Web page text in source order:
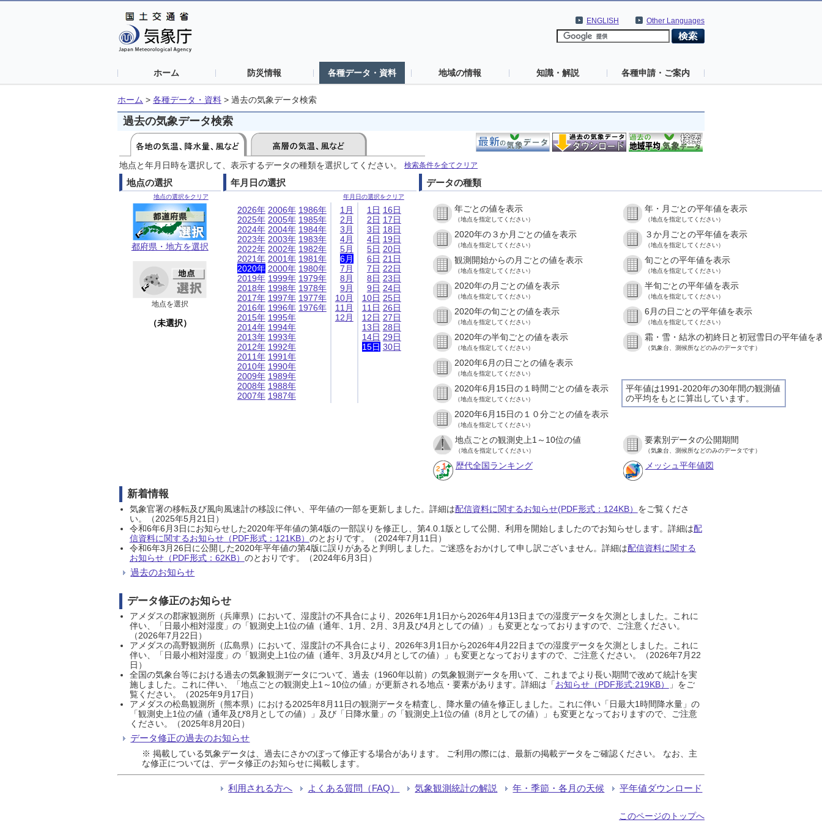
Other Languages
ENGLISH
ホーム 防災情報 各種データ・資料 地域の情報 知識・解説 各種申請・ご案内
ホーム > 各種データ・資料 > 過去の気象データ検索
過去の気象データ検索
地点と年月日時を選択して、表示するデータの種類を選択してください。 検索条件を全てクリア
地点の選択
地点の選択をクリア
都府県・地方を選択
地点を選択
（未選択）
年月日の選択
年月日の選択をクリア
2026年
2025年
2024年
2023年
2022年
2021年
2020年
2019年
2018年
2017年
2016年
2015年
2014年
2013年
2012年
2011年
2010年
2009年
2008年
2007年
2006年
2005年
2004年
2003年
2002年
2001年
2000年
1999年
1998年
1997年
1996年
1995年
1994年
1993年
1992年
1991年
1990年
1989年
1988年
1987年
1986年
1985年
1984年
1983年
1982年
1981年
1980年
1979年
1978年
1977年
1976年
1月
2月
3月
4月
5月
6月
7月
8月
9月
10月
11月
12月
1日
2日
3日
4日
5日
6日
7日
8日
9日
10日
11日
12日
13日
14日
15日
16日
17日
18日
19日
20日
21日
22日
23日
24日
25日
26日
27日
28日
29日
30日
データの種類
年ごとの値を表示
（地点を指定してください）
年・月ごとの平年値を表示
（地点を指定してください）
2020年の３か月ごとの値を表示
（地点を指定してください）
３か月ごとの平年値を表示
（地点を指定してください）
観測開始からの月ごとの値を表示
（地点を指定してください）
旬ごとの平年値を表示
（地点を指定してください）
2020年の月ごとの値を表示
（地点を指定してください）
半旬ごとの平年値を表示
（地点を指定してください）
2020年の旬ごとの値を表示
（地点を指定してください）
6月の日ごとの平年値を表示
（地点を指定してください）
2020年の半旬ごとの値を表示
（地点を指定してください）
霜・雪・結氷の初終日と初冠雪日の平年値を
（気象台、測候所などのみのデータです）
2020年6月の日ごとの値を表示
（地点を指定してください）
平年値は1991-2020年の30年間の観測値
の平均をもとに算出しています。
2020年6月15日の１時間ごとの値を表示
（地点を指定してください）
2020年6月15日の１０分ごとの値を表示
（地点を指定してください）
地点ごとの観測史上1～10位の値
（地点を指定してください）
要素別データの公開期間
（気象台、測候所などのみのデータです）
歴代全国ランキング メッシュ平年値図
新着情報
気象官署の移転及び風向風速計の移設に伴い、平年値の一部を更新しました。詳細は配信資料に関するお知らせ(PDF形式：124KB） をご覧くださ
い。（2025年5月21日）
令和6年6月3日にお知らせした2020年平年値の第4版の一部誤りを修正し、第4.0.1版として公開、利用を開始しましたのでお知らせします。詳細は配
信資料に関するお知らせ（PDF形式：121KB） のとおりです。（2024年7月11日）
令和6年3月26日に公開した2020年平年値の第4版に誤りがあると判明しました。ご迷惑をおかけして申し訳ございません。詳細は配信資料に関する
お知らせ（PDF形式：62KB） のとおりです。（2024年6月3日）
過去のお知らせ
データ修正のお知らせ
アメダスの郡家観測所（兵庫県）において、湿度計の不具合により、2026年1月1日から2026年4月13日までの湿度データを欠測としました。これに
伴い、「日最小相対湿度」の「観測史上1位の値（通年、1月、2月、3月及び4月としての値）」も変更となっておりますので、ご注意ください。
（2026年7月22日）
アメダスの高野観測所（広島県）において、湿度計の不具合により、2026年3月1日から2026年4月22日までの湿度データを欠測としました。これに
伴い、「日最小相対湿度」の「観測史上1位の値（通年、3月及び4月としての値）」も変更となっておりますので、ご注意ください。（2026年7月22
日）
全国の気象台等における過去の気象観測データについて、過去（1960年以前）の気象観測データを用いて、これまでより長い期間で改めて統計を実
施しました。これに伴い、「地点ごとの観測史上1～10位の値」が更新される地点・要素があります。詳細は「お知らせ（PDF形式:219KB）
」をご
覧ください。（2025年9月17日）
アメダスの松島観測所（熊本県）における2025年8月11日の観測データを精査し、降水量の値を修正しました。これに伴い「日最大1時間降水量」の
「観測史上1位の値（通年及び8月としての値）」及び「日降水量」の「観測史上1位の値（8月としての値）」も変更となっておりますので、ご注意
ください。（2025年8月20日）
データ修正の過去のお知らせ
※ 掲載している気象データは、過去にさかのぼって修正する場合があります。 ご利用の際には、最新の掲載データをご確認ください。 なお、主
な修正については、データ修正のお知らせに掲載します。
利用される方へ よくある質問（FAQ） 気象観測統計の解説 年・季節・各月の天候 平年値ダウンロード
このページのトップへ